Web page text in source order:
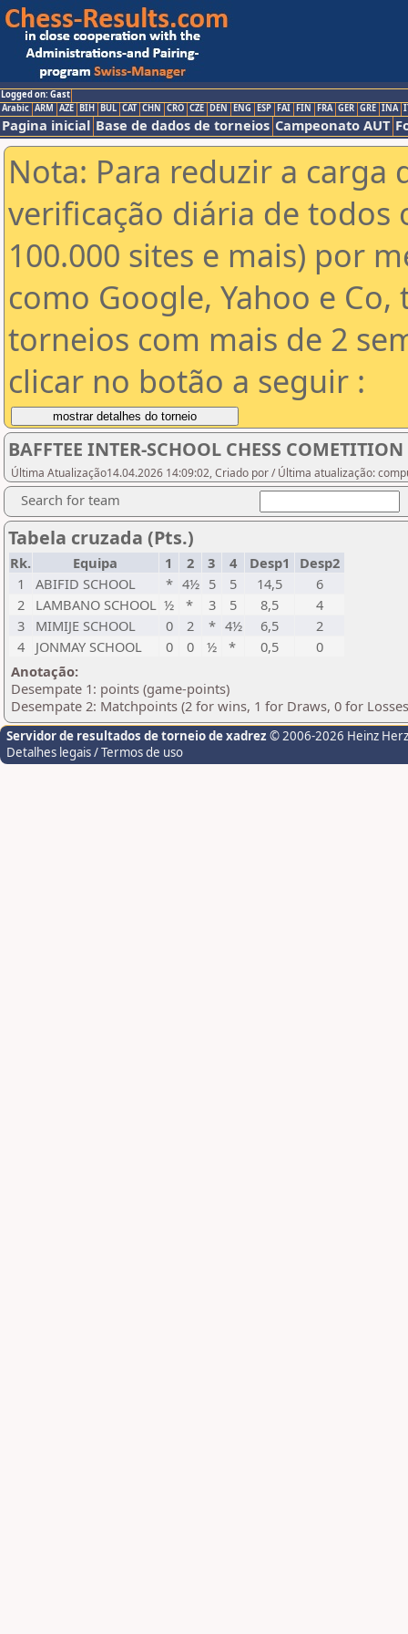
Logged on: Gast
Arabic ARM AZE BIH BUL CAT CHN CRO CZE DEN ENG ESP FAI FIN FRA GER GRE INA
Pagina inicial Base de dados de torneios Campeonato AUT
Nota: Para reduzir a carga
verificação diária de todos
100.000 sites e mais) por
como Google, Yahoo e
torneios com mais de 2
clicar no botão a seguir :
BAFFTEE INTER-SCHOOL CHESS
Última Atualização14.04.2026 14:09:02, Criado por / Última atualização:
Search for team
Tabela cruzada (Pts.)
Rk. Equipa 1 2 3 4 Desp1
Desp2
1
ABIFID SCHOOL * 4½ 5 5 14,5
6
2
LAMBANO SCHOOL ½ * 3 5 8,5
4
3
MIMIJE SCHOOL 0 2 * 4½ 6,5
2
4
JONMAY SCHOOL 0 0 ½ * 0,5
0
Anotação:
Desempate 1: points (game-points)
Desempate 2: Matchpoints (2 for wins, 1 for Draws, 0 for
Servidor de resultados de torneio de xadrez © 2006-2026 Heinz
Detalhes legais / Termos de uso